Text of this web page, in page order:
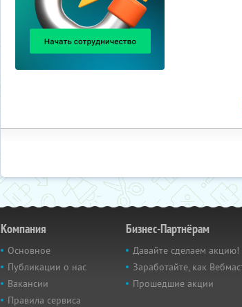
Компания
Основное
Публикации о нас
Вакансии
Правила сервиса
Бизнес-Партнёрам
Давайте сделаем акцию!
Заработайте, как
Прошедшие акции